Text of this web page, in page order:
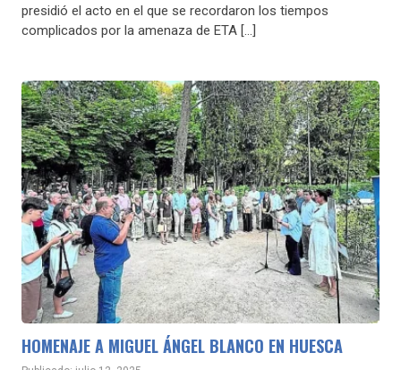
presidió el acto en el que se recordaron los tiempos
complicados por la amenaza de ETA […]
HOMENAJE A MIGUEL ÁNGEL BLANCO EN HUESCA